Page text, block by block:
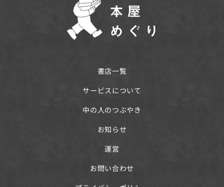
書店一覧
サービスについて
中の人のつぶやき
お知らせ
運営
お問い合わせ